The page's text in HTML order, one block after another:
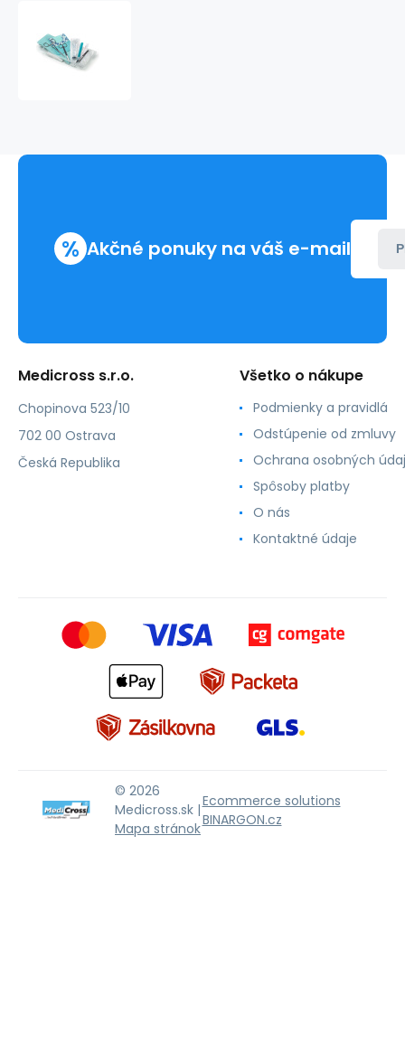
% Akčné ponuky na váš e-mail
Medicross s.r.o.
Chopinova 523/10
702 00 Ostrava
Česká Republika
Všetko o nákupe
Podmienky a pravidlá
Odstúpenie od zmluvy
Ochrana osobných
Spôsoby platby
O nás
Kontaktné údaje
© 2026
Medicross.sk |
Mapa stránok
Ecommerce solutions
BINARGON.cz